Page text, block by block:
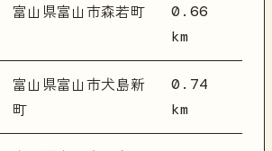
富山県富山市森若町
0.66
km
富山県富山市犬島新
町
0.74
km